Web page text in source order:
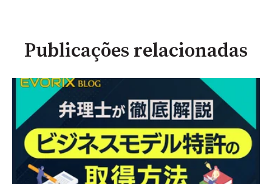
Publicações relacionadas